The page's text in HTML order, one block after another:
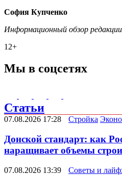
София Купченко
Информационный обзор редакции
12+
Мы в соцсетях
Статьи
07.08.2026 17:28 Стройка
Донской стандарт: как
наращивает объемы
07.08.2026 13:39 Советы и